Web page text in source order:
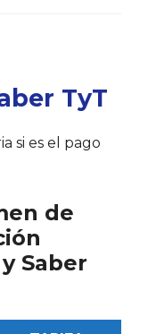
TyT
si es el pago
de
Saber